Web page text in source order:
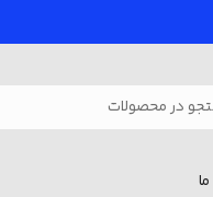
در محصولات